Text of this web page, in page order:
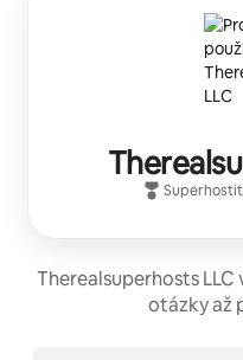
Therealsuperhosts
otázky až